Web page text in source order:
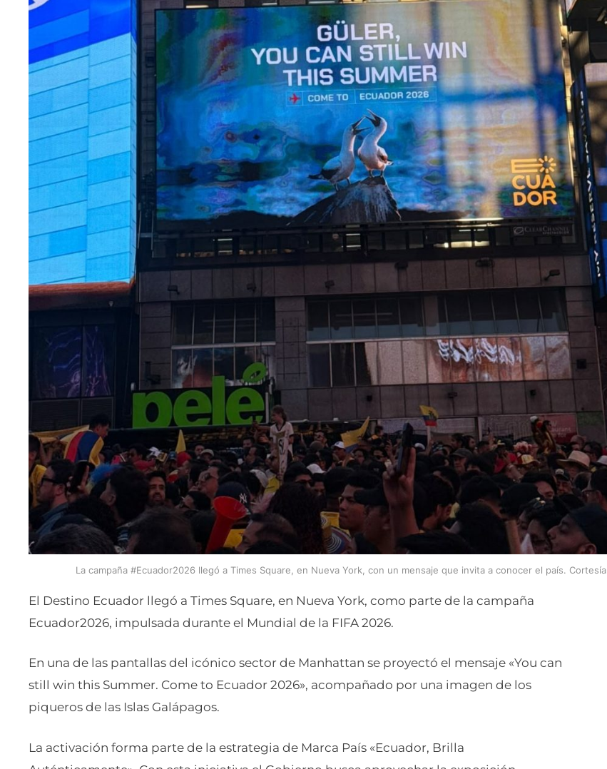
La campaña #Ecuador2026 llegó a Times Square, en Nueva York, con un mensaje que invita a conocer el país. Cortesía
El Destino Ecuador llegó a Times Square, en Nueva York, como parte de la campaña
Ecuador2026, impulsada durante el Mundial de la FIFA 2026.
En una de las pantallas del icónico sector de Manhattan se proyectó el mensaje «You can
still win this Summer. Come to Ecuador 2026», acompañado por una imagen de los
piqueros de las Islas Galápagos.
La activación forma parte de la estrategia de Marca País «Ecuador, Brilla